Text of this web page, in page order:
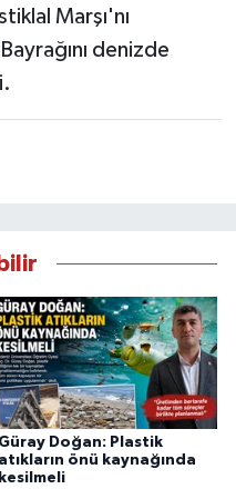
Marşı'nı
denizde
Güray Doğan: Plastik
atıkların önü kaynağında
kesilmeli